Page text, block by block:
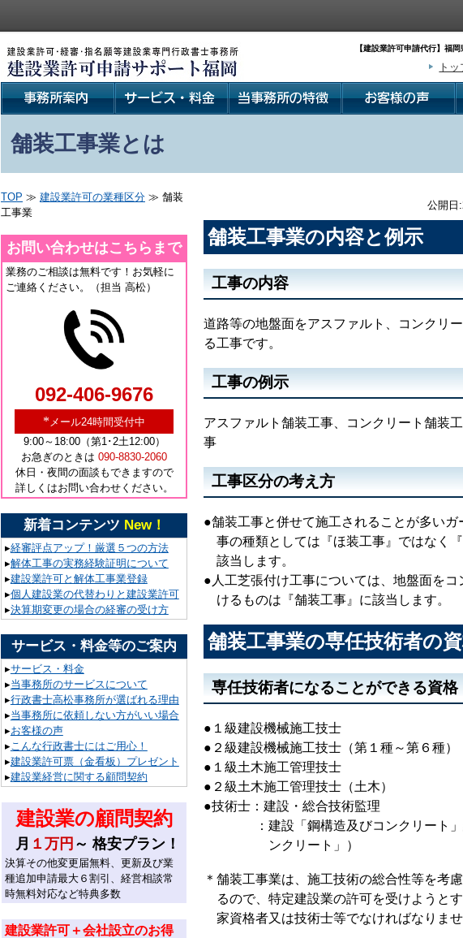
【建設業許可申請代行】福
ト
舗装工事業とは
公開日
舗装工事業の内容と例示
工事の内容
道路等の地盤面をアスファルト、コンクリ
る工事です。
工事の例示
アスファルト舗装工事、コンクリート舗装
事
工事区分の考え方
●舗装工事と併せて施工されることが多い
事の種類としては『ほ装工事』ではなく
該当します。
●人工芝張付け工事については、地盤面を
けるものは『舗装工事』に該当します。
舗装工事業の専任技術者の
専任技術者になることができる資格
●１級建設機械施工技士
●２級建設機械施工技士（第１種～第６種）
●１級土木施工管理技士
●２級土木施工管理技士（土木）
●技術士：建設・総合技術監理
：建設「鋼構造及びコンクリート」総
ンクリート」）
＊舗装工事業は、施工技術の総合性等を考
るので、特定建設業の許可を受けようと
家資格者又は技術士等でなければなりませ
TOP ≫ 建設業許可の業種区分 ≫ 舗装
工事業
お問い合わせはこちらまで
業務のご相談は無料です！お気軽に
ご連絡ください。（担当 高松）
092-406-9676
* メール24時間受付中
9:00～18:00（第1･2土12:00）
お急ぎのときは 090-8830-2060
休日・夜間の面談もできますので
詳しくはお問い合わせください。
新着コンテンツ New！
▸経審評点アップ！厳選５つの方法
▸解体工事の実務経験証明について
▸建設業許可と解体工事業登録
▸個人建設業の代替わりと建設業許可
▸決算期変更の場合の経審の受け方
サービス・料金等のご案内
▸サービス・料金
▸当事務所のサービスについて
▸行政書士高松事務所が選ばれる理由
▸当事務所に依頼しない方がいい場合
▸お客様の声
▸こんな行政書士にはご用心！
▸建設業許可票（金看板）プレゼント
▸建設業経営に関する顧問契約
建設業の顧問契約
月 １万円 ～ 格安プラン！
決算その他変更届無料、更新及び業
種追加申請最大６割引、経営相談常
時無料対応など特典多数
建設業許可＋会社設立のお得